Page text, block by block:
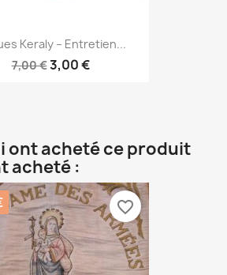
Keraly – Entretien...
7,00 €3,00 €
ont acheté ce produit
acheté :
favorite_border